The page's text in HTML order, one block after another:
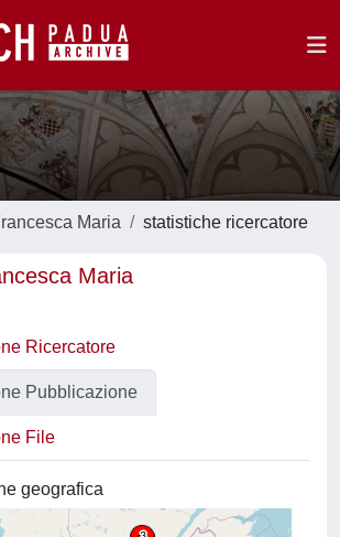
Maria statistiche ricercatore
Maria
Ricercatore
Pubblicazione
File
geografica